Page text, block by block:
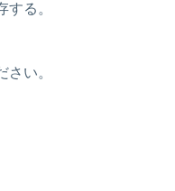
る。
さい。